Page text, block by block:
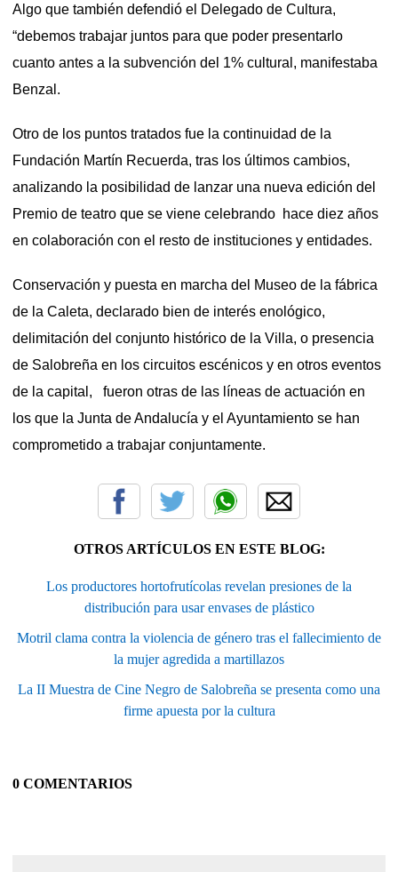
Algo que también defendió el Delegado de Cultura,
“debemos trabajar juntos para que poder presentarlo
cuanto antes a la subvención del 1% cultural, manifestaba
Benzal.
Otro de los puntos tratados fue la continuidad de la
Fundación Martín Recuerda, tras los últimos cambios,
analizando la posibilidad de lanzar una nueva edición del
Premio de teatro que se viene celebrando hace diez años
en colaboración con el resto de instituciones y entidades.
Conservación y puesta en marcha del Museo de la fábrica
de la Caleta, declarado bien de interés enológico,
delimitación del conjunto histórico de la Villa, o presencia
de Salobreña en los circuitos escénicos y en otros eventos
de la capital, fueron otras de las líneas de actuación en
los que la Junta de Andalucía y el Ayuntamiento se han
comprometido a trabajar conjuntamente.
OTROS ARTÍCULOS EN ESTE BLOG:
Los productores hortofrutícolas revelan presiones de la
distribución para usar envases de plástico
Motril clama contra la violencia de género tras el fallecimiento de
la mujer agredida a martillazos
La II Muestra de Cine Negro de Salobreña se presenta como una
firme apuesta por la cultura
0 COMENTARIOS